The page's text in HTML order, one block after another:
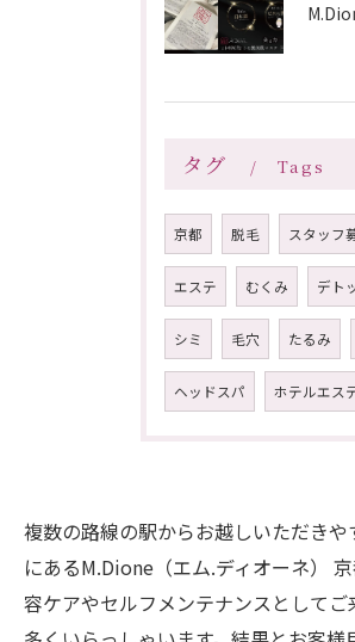
タグ Tags
京都 脱毛 スタッフ
エステ むくみ デト
シミ 毛穴 たるみ
ヘッドスパ ホテルエス
複数の路線の駅からお越しいただき
にあるM.Dione（エム.ディオーネ）
容ケアやセルフメンテナンスとしてご